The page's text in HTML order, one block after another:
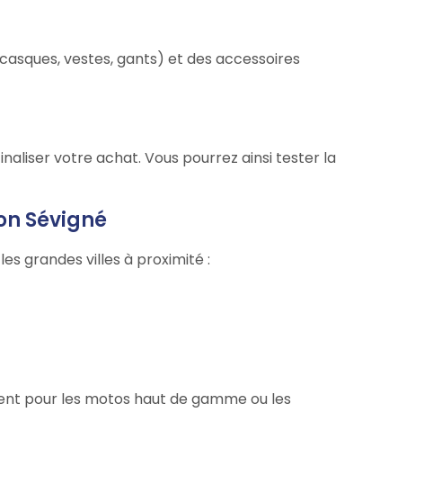
vestes, gants) et des accessoires
votre achat. Vous pourrez ainsi tester la
Sévigné
grandes villes à proximité :
pour les motos haut de gamme ou les